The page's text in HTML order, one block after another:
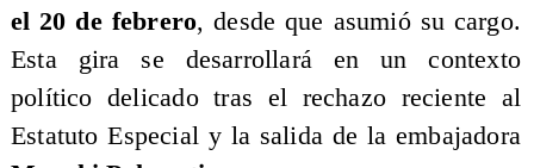
el 20 de febrero, desde que asumió su cargo.
Esta gira se desarrollará en un contexto
político delicado tras el rechazo reciente al
Estatuto Especial y la salida de la embajadora